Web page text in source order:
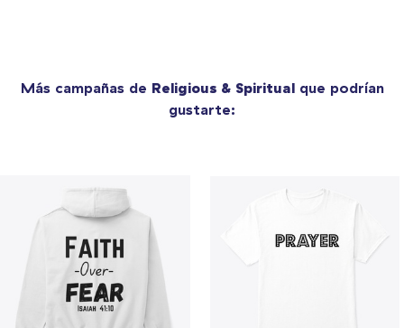
Más campañas de Religious & Spiritualque podrían
gustarte: